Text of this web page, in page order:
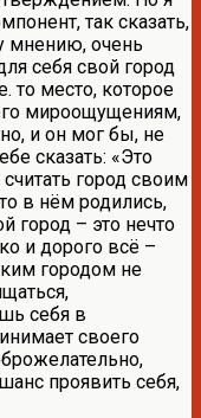
так сказать,
мнению, очень
себя свой город
то место, которое
мироощущениям,
и он мог бы, не
сказать: «Это
город своим
в нём родились,
город – это нечто
и дорого всё –
городом не
себя в
своего
проявить себя,